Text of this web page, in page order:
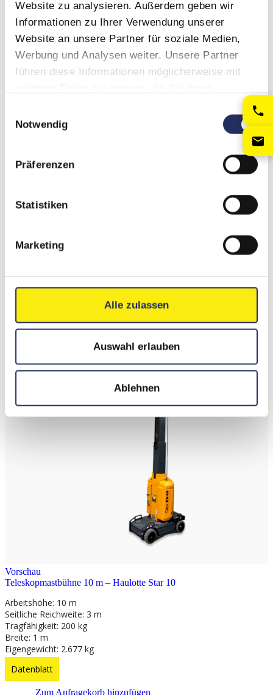
Website zu analysieren. Außerdem geben wir
Informationen zu Ihrer Verwendung unserer
Website an unsere Partner für soziale Medien,
Werbung und Analysen weiter. Unsere Partner
führen diese Informationen möglicherweise mit
bereitgestellt haben oder die sie im Rahmen Ihrer
Nutzung der Dienste gesammelt haben.
Notwendig
Präferenzen
Statistiken
Marketing
Alle zulassen
Auswahl erlauben
Ablehnen
Vorschau
Teleskopmastbühne 10 m – Haulotte Star 10
Arbeitshöhe: 10 m
Seitliche Reichweite: 3 m
Tragfähigkeit: 200 kg
Breite: 1 m
Eigengewicht: 2.677 kg
Datenblatt
Zum Anfragekorb hinzufügen